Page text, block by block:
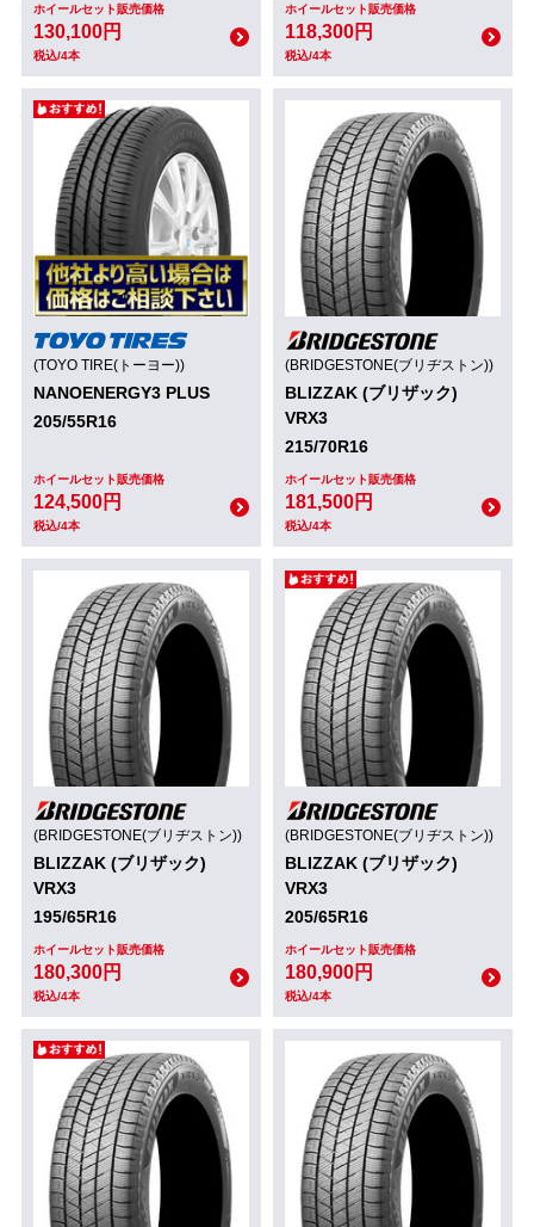
ホイールセット販売価格
130,100円
税込/4本
ホイールセット販売価格
118,300円
税込/4本
(TOYO TIRE(トーヨー))
NANOENERGY3 PLUS
205/55R16
ホイールセット販売価格
124,500円
税込/4本
(BRIDGESTONE(ブリヂストン))
BLIZZAK (ブリザック)
VRX3
215/70R16
ホイールセット販売価格
181,500円
税込/4本
(BRIDGESTONE(ブリヂストン))
BLIZZAK (ブリザック)
VRX3
195/65R16
ホイールセット販売価格
180,300円
税込/4本
(BRIDGESTONE(ブリヂストン))
BLIZZAK (ブリザック)
VRX3
205/65R16
ホイールセット販売価格
180,900円
税込/4本